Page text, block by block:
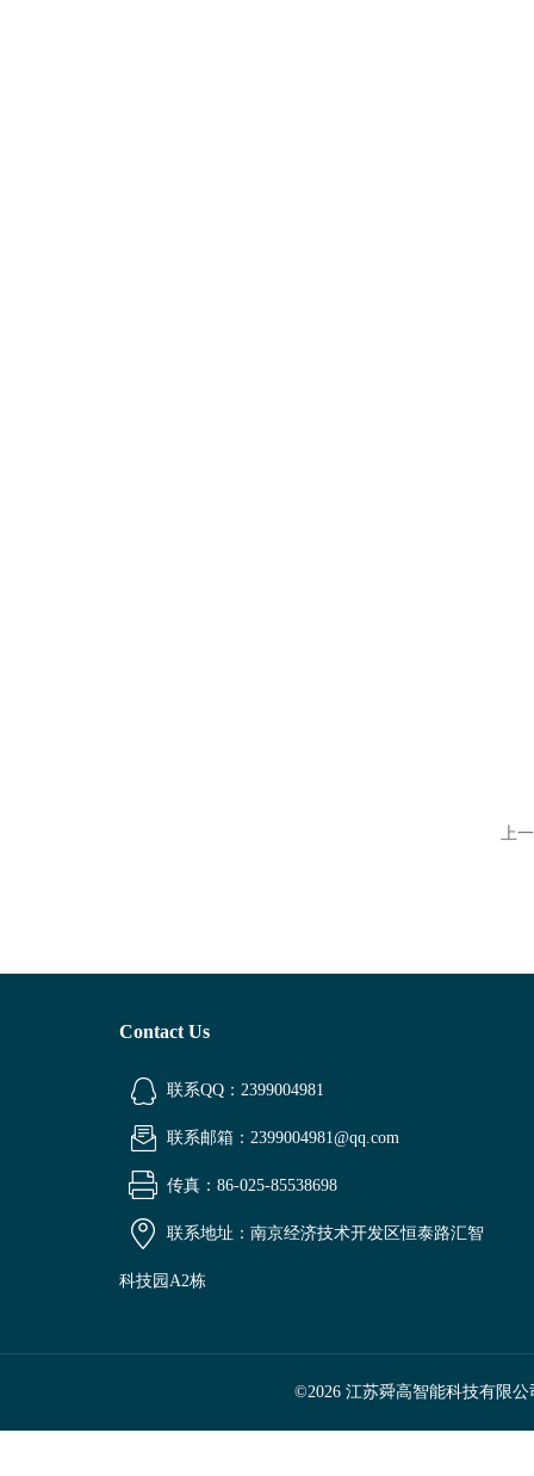
上
Contact Us
联系QQ：2399004981
联系邮箱：2399004981@qq.com
传真：86-025-85538698
联系地址：南京经济技术开发区恒泰路汇智
科技园A2栋
©2026 江苏舜高智能科技有限